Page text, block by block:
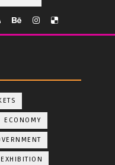
ECONOMY
EXHIBITION